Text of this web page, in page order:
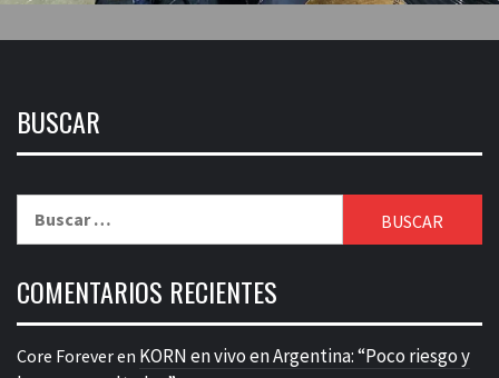
BUSCAR
COMENTARIOS RECIENTES
Core Foreveren KORN en vivo en Argentina: “Poco riesgo y